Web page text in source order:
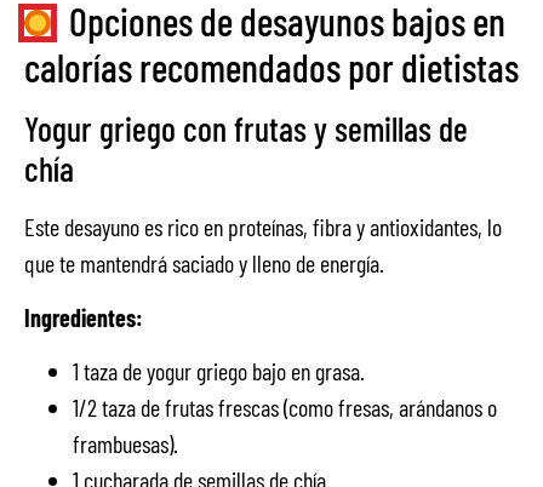
Opciones de desayunos bajos en
calorías recomendados por dietistas
Yogur griego con frutas y semillas de
chía
Este desayuno es rico en proteínas, fibra y antioxidantes, lo
que te mantendrá saciado y lleno de energía.
Ingredientes:
1 taza de yogur griego bajo en grasa.
1/2 taza de frutas frescas (como fresas, arándanos o
frambuesas).
1 cucharada de semillas de chía.